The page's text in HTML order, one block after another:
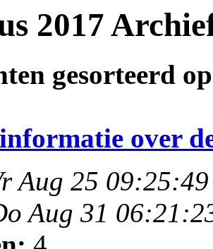
2017
gesorteerd
over
Aug 25
Aug 31